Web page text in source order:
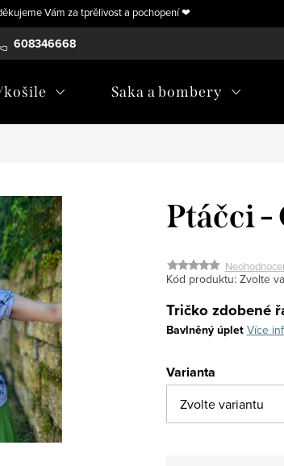
Vám za tprělivost a pochopení ❤
608346668
výměna nebo úprava zboží na míru
Saka a bombery
Ptáčci -
Kód produktu: Zvolte
Tričko zdobené
Bavlněný úplet Více
Varianta